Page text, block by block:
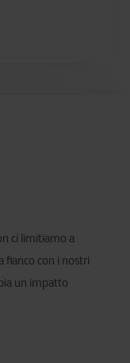
ci limitiamo a
fianco con i nostri
un impatto